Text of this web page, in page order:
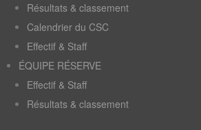
Résultats & classement
Calendrier du CSC
Effectif & Staff
ÉQUIPE RÉSERVE
Effectif & Staff
Résultats & classement